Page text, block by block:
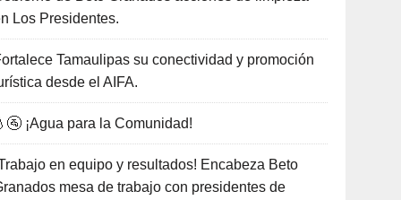
Los Presidentes.
Tamaulipas su conectividad y promoción
desde el AIFA.
¡Agua para la Comunidad!
en equipo y resultados! Encabeza Beto
mesa de trabajo con presidentes de